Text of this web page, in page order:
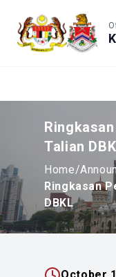
Talian
Home/
Ringkasan
DBKL